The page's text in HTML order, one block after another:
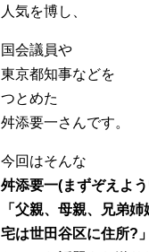
人気を博し、
国会議員や
東京都知事などを
つとめた
舛添要一さんです。
今回はそんな
舛添要一(まずぞえよ
「父親、母親、兄弟
宅は世田谷区に住所?」